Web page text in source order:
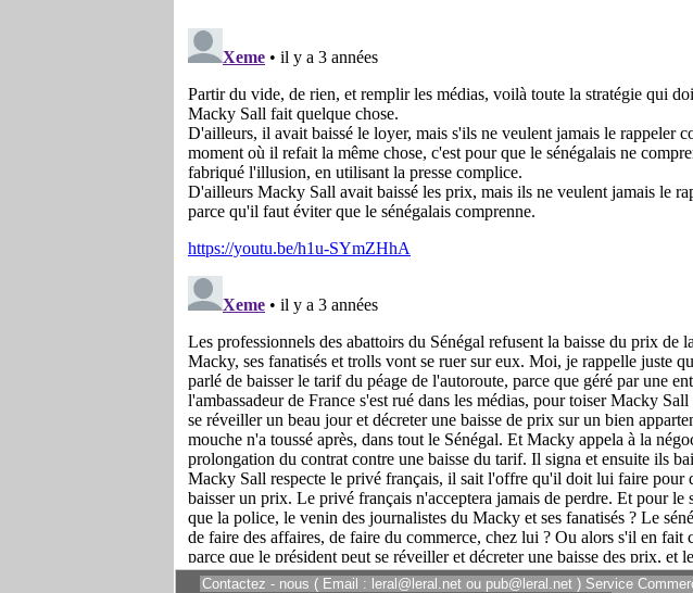
Contactez - nous ( Email : leral@leral.net ou pub@leral.net ) Service